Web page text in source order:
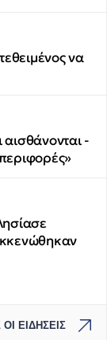
να
-
ΕΙΔΗΣΕΙΣ